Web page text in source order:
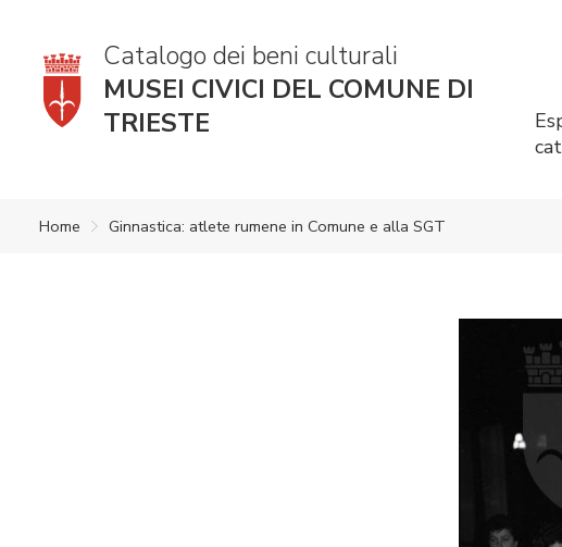
Catalogo dei beni culturali
MUSEI CIVICI DEL COMUNE DI
TRIESTE
Home Ginnastica: atlete rumene in Comune e alla SGT